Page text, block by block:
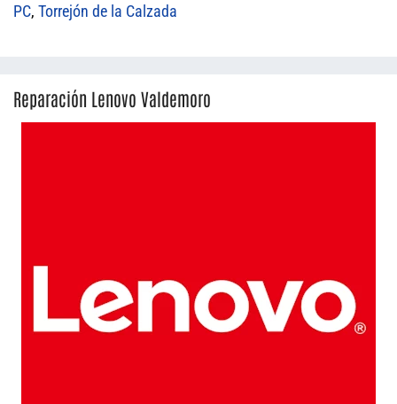
PC, Torrejón de la Calzada
Reparación Lenovo Valdemoro